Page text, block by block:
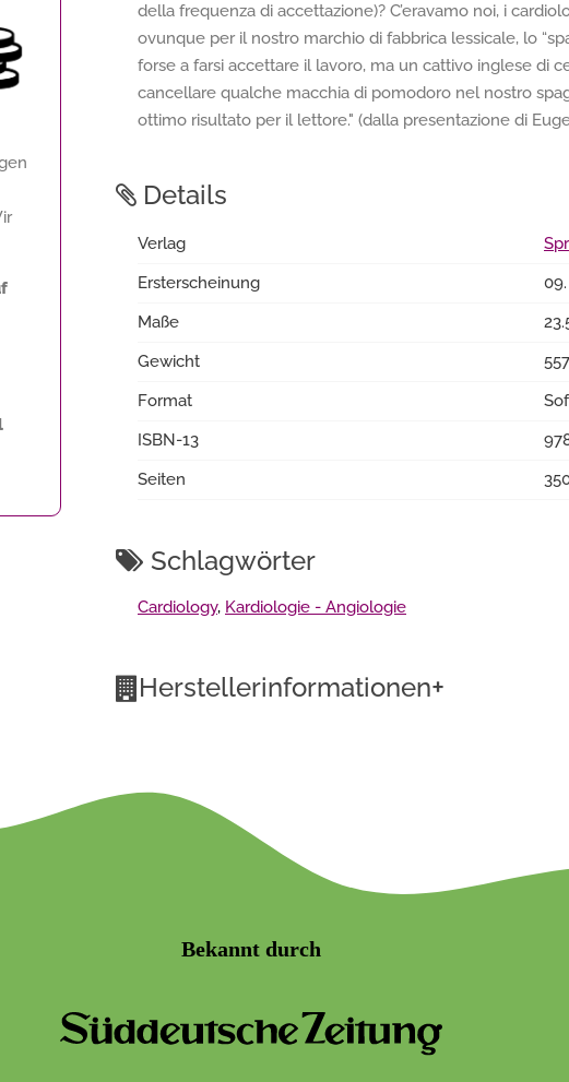
della frequenza di accettazione)? C’eravamo noi, i
ovunque per il nostro marchio di fabbrica lessicale, lo
forse a farsi accettare il lavoro, ma un cattivo inglese di
cancellare qualche macchia di pomodoro nel nostro
ottimo risultato per il lettore." (dalla presentazione di
Details
Verlag
Ersterscheinung
Maße
Gewicht
Format
ISBN-13
Seiten
Schlagwörter
Cardiology, Kardiologie - Angiologie
Herstellerinformationen+
Bekannt durch